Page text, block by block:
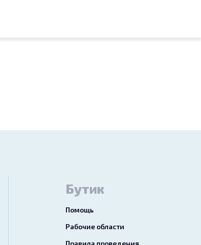
Бутик
Помощь
Рабочие области
Правила проведения